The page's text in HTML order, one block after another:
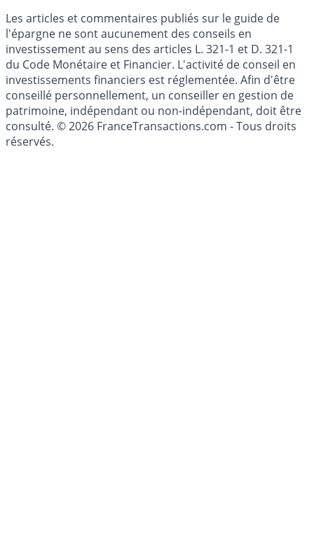
Les articles et commentaires publiés sur le guide de
l'épargne ne sont aucunement des conseils en
investissement au sens des articles L. 321-1 et D. 321-1
du Code Monétaire et Financier. L'activité de conseil en
investissements financiers est réglementée. Afin d'être
conseillé personnellement, un conseiller en gestion de
patrimoine, indépendant ou non-indépendant, doit être
consulté. © 2026 FranceTransactions.com - Tous droits
réservés.